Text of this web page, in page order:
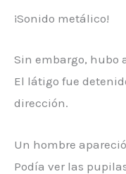
¡Sonido metálico!
Sin embargo, hubo
El látigo fue
dirección.
Un hombre
Podía ver las